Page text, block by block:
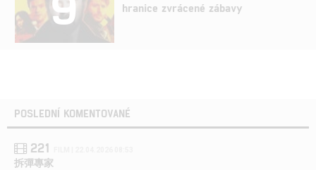
hranice zvrácené zábavy
POSLEDNÍ KOMENTOVANÉ
221
拆彈專家